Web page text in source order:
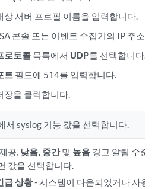
상 서버 프로필 이름을 입력합니다.
콘솔 또는 이벤트 수집기의 IP 주소
로토콜 목록에서 UDP를 선택합니다.
트 필드에 514를 입력합니다.
장을 클릭합니다.
서 syslog 기능 값을 선택합니다.
공, 낮음, 중간및 높음경고 알림 수준
값을 선택합니다.
급 상황- 시스템이 다운되었거나 사용